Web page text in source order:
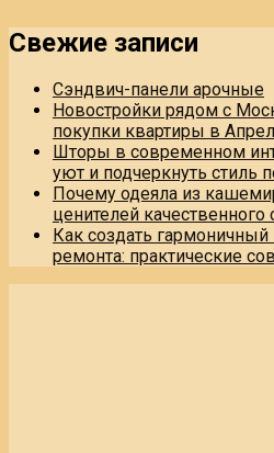
Свежие записи
Сэндвич-панели арочные
Новостройки рядом с
покупки квартиры в
Шторы в современном
уют и подчеркнуть стиль
Почему одеяла из
ценителей качественного
Как создать гармоничный
ремонта: практические